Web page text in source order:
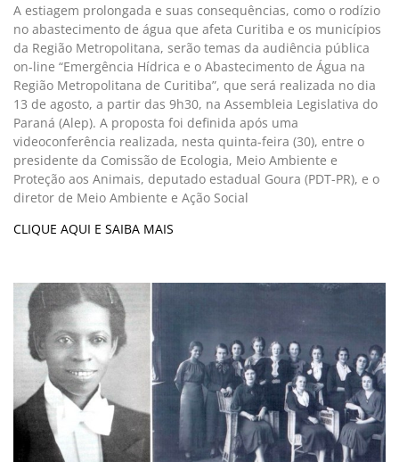
A estiagem prolongada e suas consequências, como o rodízio
no abastecimento de água que afeta Curitiba e os municípios
da Região Metropolitana, serão temas da audiência pública
on-line “Emergência Hídrica e o Abastecimento de Água na
Região Metropolitana de Curitiba”, que será realizada no dia
13 de agosto, a partir das 9h30, na Assembleia Legislativa do
Paraná (Alep). A proposta foi definida após uma
videoconferência realizada, nesta quinta-feira (30), entre o
presidente da Comissão de Ecologia, Meio Ambiente e
Proteção aos Animais, deputado estadual Goura (PDT-PR), e o
diretor de Meio Ambiente e Ação Social
CLIQUE AQUI E SAIBA MAIS